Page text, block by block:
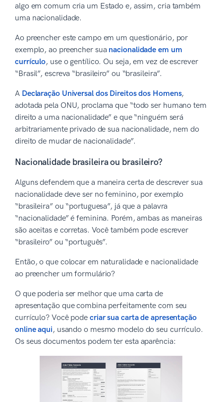
algo em comum cria um Estado e, assim, cria também
uma nacionalidade.
Ao preencher este campo em um questionário, por
exemplo, ao preencher sua nacionalidade em um
currículo, use o gentílico. Ou seja, em vez de escrever
“Brasil”, escreva “brasileiro” ou “brasileira”.
A Declaração Universal dos Direitos dos Homens,
adotada pela ONU, proclama que “todo ser humano tem
direito a uma nacionalidade” e que “ninguém será
arbitrariamente privado de sua nacionalidade, nem do
direito de mudar de nacionalidade”.
Nacionalidade brasileira ou brasileiro?
Alguns defendem que a maneira certa de descrever sua
nacionalidade deve ser no feminino, por exemplo
“brasileira” ou “portuguesa”, já que a palavra
“nacionalidade” é feminina. Porém, ambas as maneiras
são aceitas e corretas. Você também pode escrever
“brasileiro” ou “português”.
Então, o que colocar em naturalidade e nacionalidade
ao preencher um formulário?
O que poderia ser melhor que uma carta de
apresentação que combina perfeitamente com seu
currículo? Você pode criar sua carta de apresentação
online aqui, usando o mesmo modelo do seu currículo.
Os seus documentos podem ter esta aparência: